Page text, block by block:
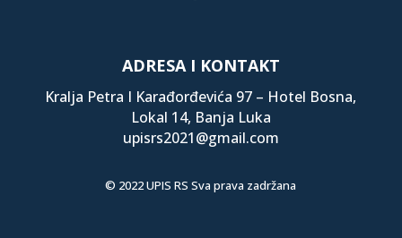
ADRESA I KONTAKT
Kralja Petra I Karađorđevića 97 – Hotel Bosna,
Lokal 14, Banja Luka
upisrs2021@gmail.com
© 2022 UPIS RS Sva prava zadržana